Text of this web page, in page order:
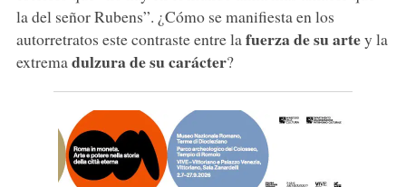
la del señor Rubens”. ¿Cómo se manifiesta en los
autorretratos este contraste entre la fuerza de su artey la
extrema dulzura de su carácter?